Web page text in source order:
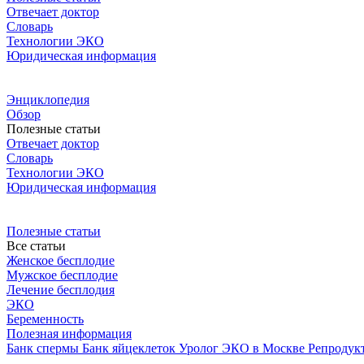
Отвечает доктор
Словарь
Технологии ЭКО
Юридическая информация
Энциклопедия
Обзор
Полезные статьи
Отвечает доктор
Словарь
Технологии ЭКО
Юридическая информация
Полезные статьи
Все статьи
Женское бесплодие
Мужское бесплодие
Лечение бесплодия
ЭКО
Беременность
Полезная информация
Банк спермы Банк яйцеклеток Уролог ЭКО в Москве